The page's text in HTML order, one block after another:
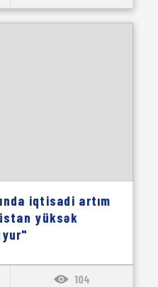
iqtisadi artım
yüksək
104